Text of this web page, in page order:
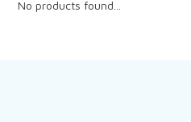
No products found...